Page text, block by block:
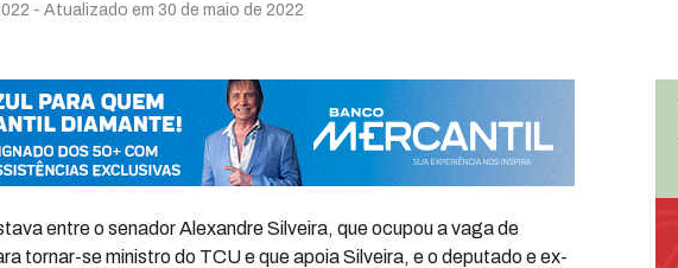
- Atualizado em 30 de maio de 2022
entre o senador Alexandre Silveira, que ocupou a vaga de
tornar-se ministro do TCU e que apoia Silveira, e o deputado e ex-